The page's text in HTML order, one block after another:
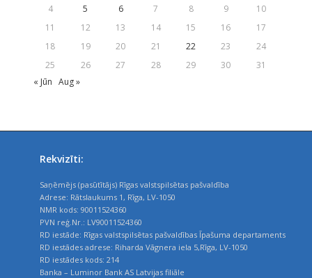
4
5 6 7 8 9
10
11
12 13 14 15 16
17
18
19 20 21 22 23
24
25
26 27 28 29 30
31
« Jūn Aug »
Rekvizīti:
Saņēmējs (pasūtītājs) Rīgas valstspilsētas pašvaldība
Adrese: Rātslaukums 1, Rīga, LV-1050
NMR kods: 90011524360
PVN reģ.Nr.: LV90011524360
RD iestāde: Rīgas valstspilsētas pašvaldības Īpašuma departaments
RD iestādes adrese: Riharda Vāgnera iela 5,Rīga, LV-1050
RD iestādes kods: 214
Banka – Luminor Bank AS Latvijas filiāle